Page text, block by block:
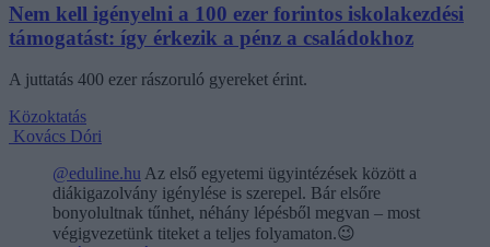
Nem kell igényelni a 100 ezer forintos iskolakezdési
támogatást: így érkezik a pénz a családokhoz
A juttatás 400 ezer rászoruló gyereket érint.
Közoktatás
Kovács Dóri
@eduline.hu Az első egyetemi ügyintézések között a
diákigazolvány igénylése is szerepel. Bár elsőre
bonyolultnak tűnhet, néhány lépésből megvan – most
végigvezetünk titeket a teljes folyamaton.😉